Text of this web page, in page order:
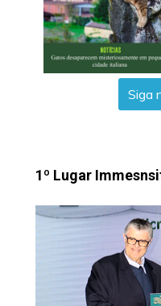
Siga
1º Lugar